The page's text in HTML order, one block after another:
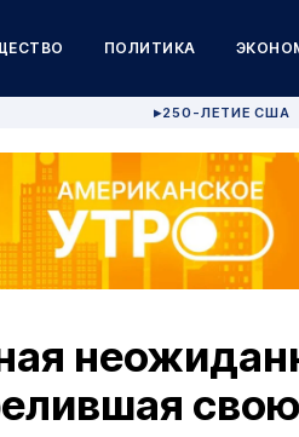
ПОЛИТИКА
▶250-ЛЕТИЕ США